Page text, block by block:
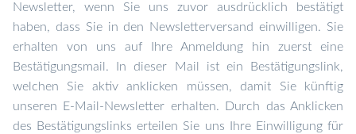
Newsletter, wenn Sie uns zuvor ausdrücklich bestätigt
haben, dass Sie in den Newsletterversand einwilligen. Sie
erhalten von uns auf Ihre Anmeldung hin zuerst eine
Bestätigungsmail . In dieser Mail ist ein Bestätigungslink,
welchen Sie aktiv anklicken müssen, damit Sie künftig
unseren E-Mail-Newsletter erhalten. Durch das Anklicken
des Bestätigungslinks erteilen Sie uns Ihre Einwilligung für